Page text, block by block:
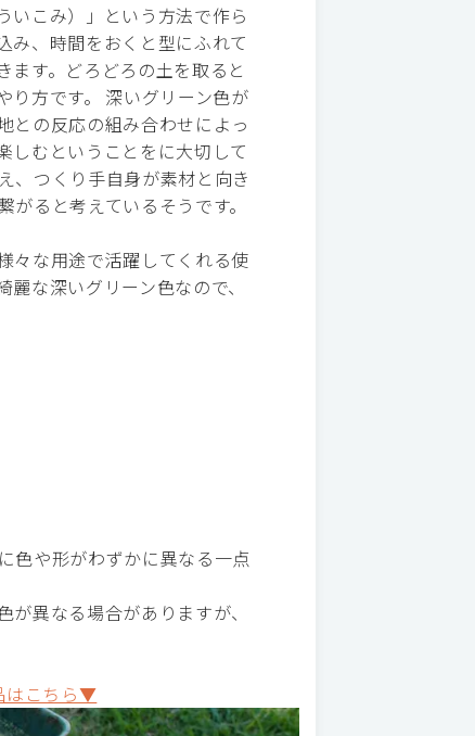
いこみ）」という方法で作ら
み、時間をおくと型にふれて
ます。どろどろの土を取ると
り方です。 深いグリーン色が
との反応の組み合わせによっ
しむということをに大切して
、つくり手自身が素材と向き
ると考えているそうです。
々な用途で活躍してくれる使
な深いグリーン色なので、
色や形がわずかに異なる一点
が異なる場合がありますが、
はこちら▼